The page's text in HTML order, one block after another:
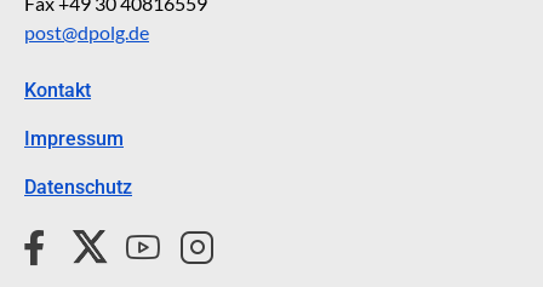
post@dpolg.de
Kontakt
Impressum
Datenschutz